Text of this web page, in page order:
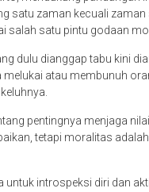
satu zaman kecuali
salah satu pintu godaan
dulu dianggap tabu kini
atau membunuh
pentingnya menjaga
tetapi moralitas
introspeksi diri dan